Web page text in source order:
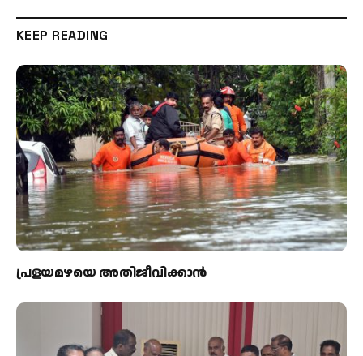
KEEP READING
പ്രളയമഴയെ അതിജീവിക്കാന്‍